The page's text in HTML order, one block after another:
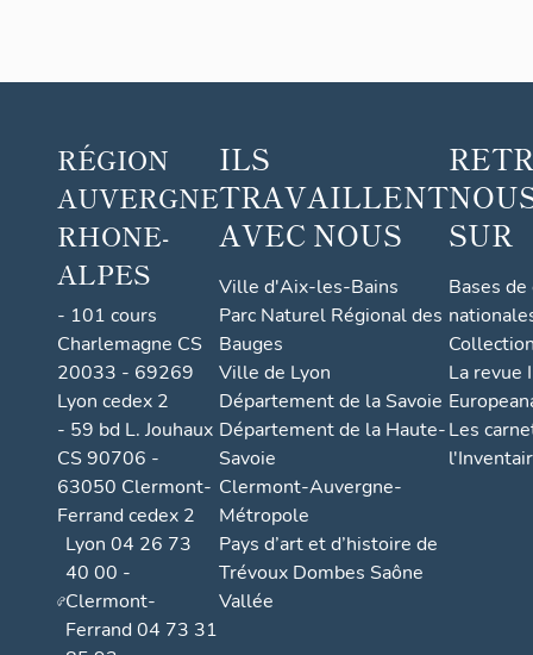
RÉGION
AUVERGNE
RHONE-
ALPES
- 101 cours
Charlemagne CS
20033 - 69269
Lyon cedex 2
- 59 bd L. Jouhaux
CS 90706 -
63050 Clermont-
Ferrand cedex 2
Lyon 04 26 73
40 00 -
Clermont-
Ferrand 04 73 31
ILS
TRAVAILLENT
AVEC NOUS
Ville d'Aix-les-Bains
Parc Naturel Régional des
Bauges
Ville de Lyon
Département de la Savoie
Département de la Haute-
Savoie
Clermont-Auvergne-
Métropole
Pays d’art et d’histoire de
Trévoux Dombes Saône
Vallée
SUR
Bases
La revue
Les